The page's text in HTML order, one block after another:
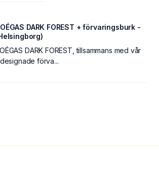
DARK FOREST + förvaringsburk -
DARK FOREST, tillsammans med vår
förva...